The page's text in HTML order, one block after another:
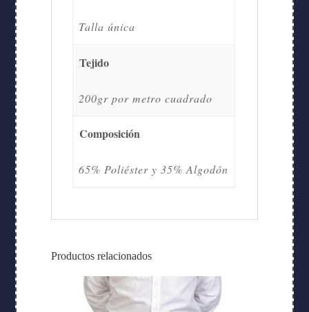
Talla única
Tejido
200gr por metro cuadrado
Composición
65% Poliéster y 35% Algodón
Productos relacionados